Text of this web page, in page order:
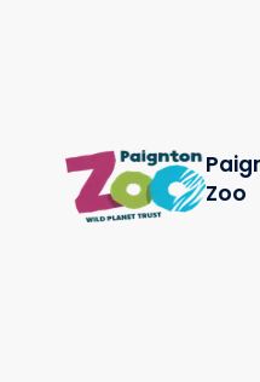
Zoo